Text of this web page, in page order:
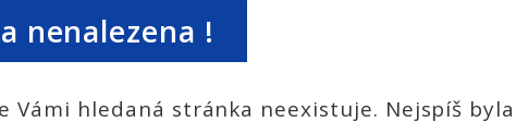
nenalezena !
Vámi hledaná stránka neexistuje. Nejspíš